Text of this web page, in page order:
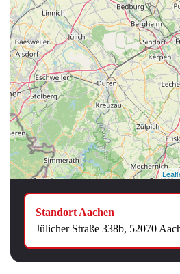
Standort Aachen
Jülicher Straße 338b, 52070